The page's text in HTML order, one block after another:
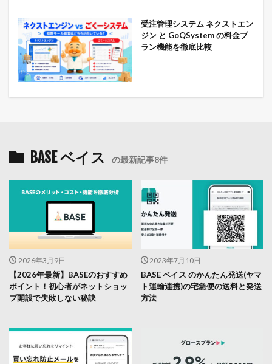
受注管理システム ネクストエン
ジン と GoQSystem の料金プ
ラン機能を徹底比較
BASE ベイス の最新記事8件
2026年3月9日
【2026年最新】BASEのおすすめ
ポイント！初心者がネットショッ
プ開設で失敗しない秘訣
2023年7月10日
BASE ベイス のかんたん発送(ヤマ
ト運輸連携)の宅急便の送料と発送
方法